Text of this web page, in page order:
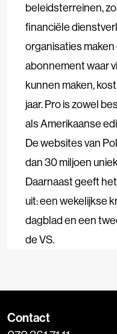
beleidsterreinen,
financiële
organisaties maken
abonnement waar
kunnen maken,
jaar. Pro is zowel
als Amerikaanse
De websites van
dan 30 miljoen
Daarnaast geeft
uit: een wekelijkse
dagblad en een
de VS.
Contact